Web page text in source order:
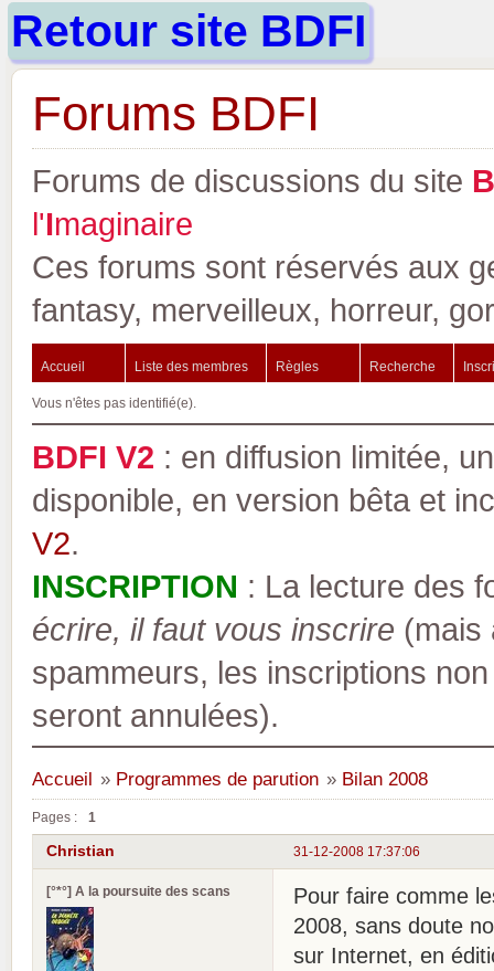
Retour site BDFI
Forums BDFI
Forums de discussions du site B
l'Imaginaire
Ces forums sont réservés aux
fantasy, merveilleux, horreur,
Accueil Liste des membres Règles Recherche
Vous n'êtes pas identifié(e).
BDFI V2 : en diffusion limitée,
disponible, en version bêta et
V2.
INSCRIPTION : La lecture des
écrire, il faut vous inscrire (mais
spammeurs, les inscriptions
seront annulées).
Accueil » Programmes de parution » Bilan 2008
Pages : 1
31-12-2008 17:37:06
Christian
[°*°] A la poursuite des scans
Pour faire comme
2008, sans doute
sur Internet, en